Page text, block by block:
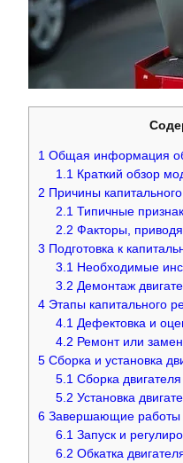
1 Общая информация
1.1 Краткий обзор
2 Причины
2.1 Типичные
2.2 Факторы,
3 Подготовка к
3.1 Необходимые
3.2 Демонтаж
4 Этапы капитального
4.1 Дефектовка и
4.2 Ремонт или
5 Сборка и установка
5.1 Сборка двигателя
5.2 Установка
6 Завершающие работы
6.1 Запуск и
6.2 Обкатка